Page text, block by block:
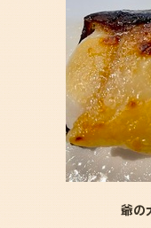
爺の